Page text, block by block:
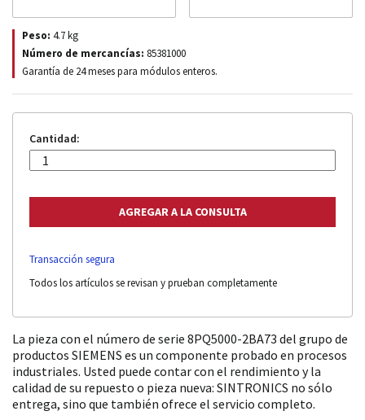
Peso: 4.7kg
Número de mercancías: 85381000
Garantía de 24 meses para módulos enteros.
Cantidad:
Transacción segura
Todos los artículos se revisan y prueban completamente
La pieza con el número de serie 8PQ5000-2BA73 del grupo de
productos SIEMENS es un componente probado en procesos
industriales. Usted puede contar con el rendimiento y la
calidad de su repuesto o pieza nueva: SINTRONICS no sólo
entrega, sino que también ofrece el servicio completo.